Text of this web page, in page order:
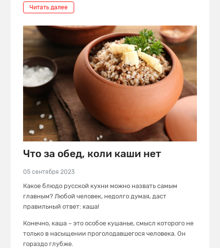
Читать далее
Что за обед, коли каши нет
05 сентября 2023
Какое блюдо русской кухни можно назвать самым
главным? Любой человек, недолго думая, даст
правильный ответ: каша!
Конечно, каша – это особое кушанье, смысл которого не
только в насыщении проголодавшегося человека. Он
гораздо глубже.